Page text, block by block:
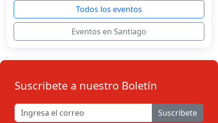
Todos los eventos
Eventos en Santiago
Suscribete a nuestro Boletín
Suscribete